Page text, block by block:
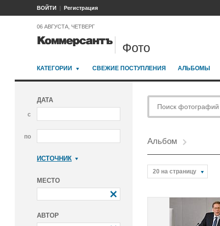
ВОЙТИ Регистрация
06 АВГУСТА, ЧЕТВЕРГ
Фото
КАТЕГОРИИ СВЕЖИЕ ПОСТУПЛЕНИЯ АЛЬБОМЫ
ДАТА
с
по
ИСТОЧНИК
МЕСТО
АВТОР
Альбом
20 на страницу